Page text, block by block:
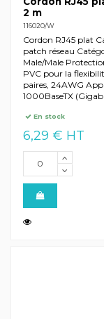
2 m
116020/W
Cordon RJ45 plat
patch réseau
Male/Male
PVC pour la
paires, 24AWG
1000BaseTX
En stock
6,29 € HT